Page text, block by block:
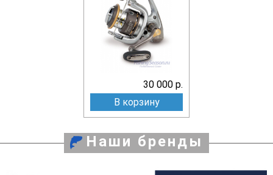
30 000 р.
В корзину
Наши бренды